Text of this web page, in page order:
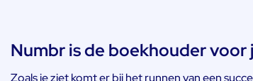
Numbr is de boekhouder voor
Zoals je ziet komt er bij het runnen van een